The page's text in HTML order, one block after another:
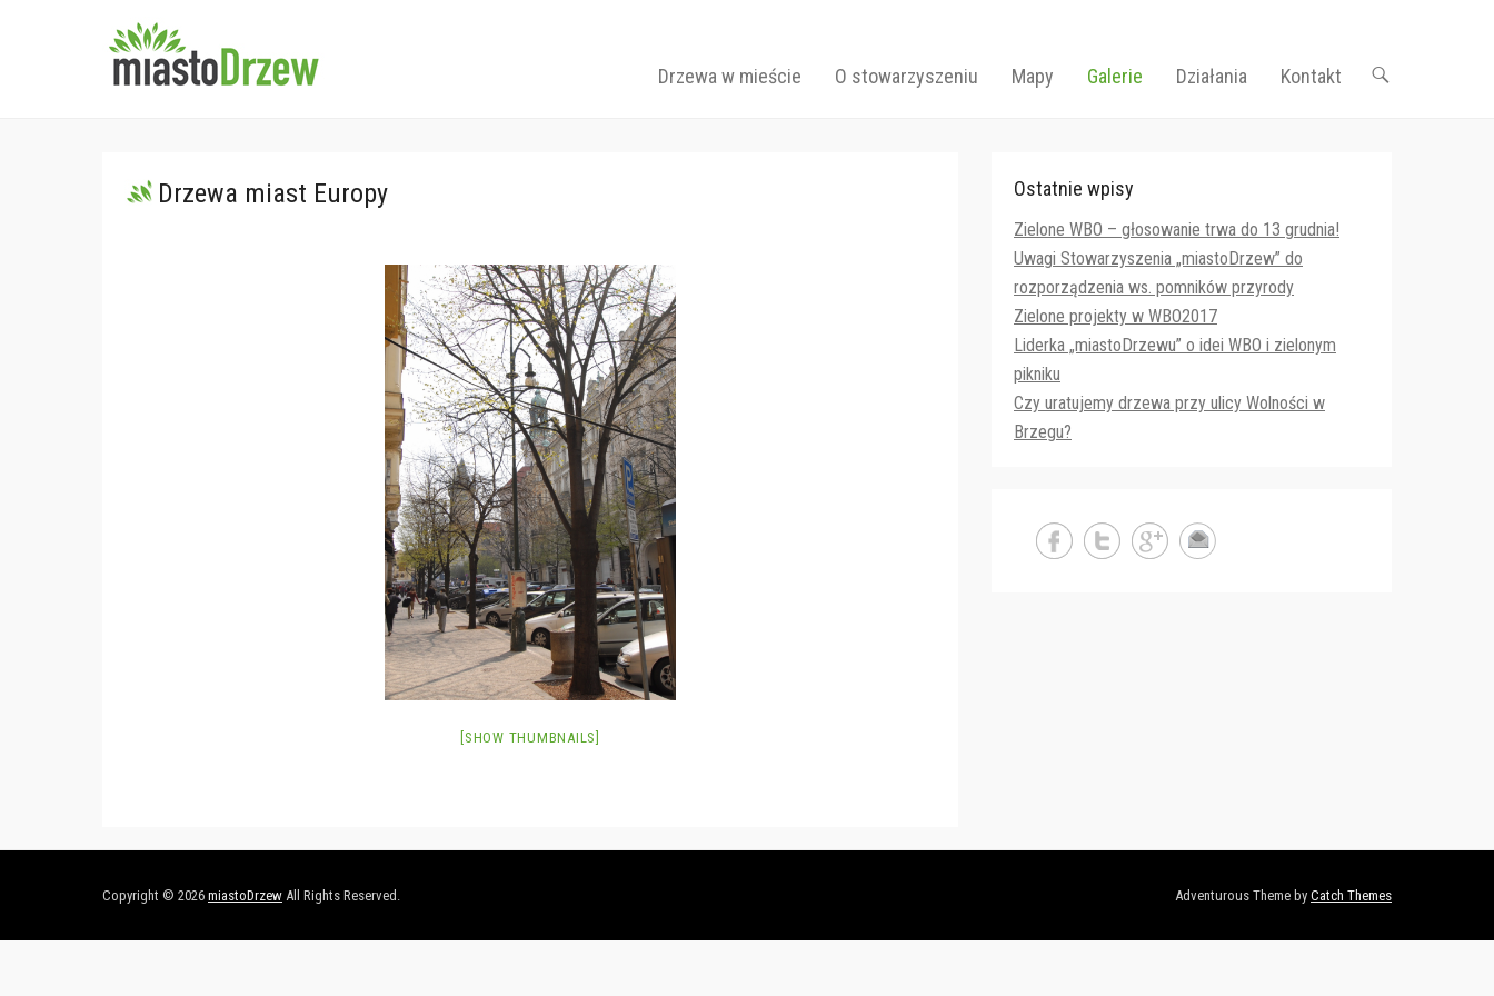
Primary Menu
Skip to content
Drzewa w mieście O stowarzyszeniu Mapy Galerie Działania Kontakt
Drzewa miast Europy
[SHOW THUMBNAILS]
Ostatnie wpisy
Zielone WBO – głosowanie trwa do 13 grudnia!
Uwagi Stowarzyszenia „miastoDrzew” do
rozporządzenia ws. pomników przyrody
Zielone projekty w WBO2017
Liderka „miastoDrzewu” o idei WBO i zielonym
pikniku
Czy uratujemy drzewa przy ulicy Wolności w
Brzegu?
Copyright © 2026 miastoDrzew All Rights Reserved. Adventurous Theme by Catch Themes